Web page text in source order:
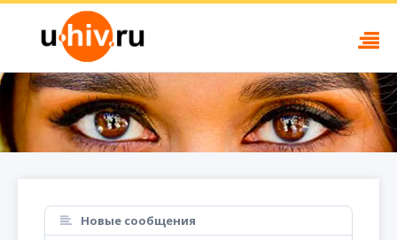
Новые сообщения